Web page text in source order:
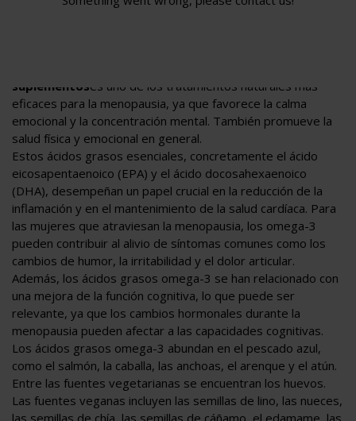
suplementoses uno de los tratamientos naturales más
eficaces para la menopausia, ya que favorece la calma
emocional y la concentración mental. También promueve la
salud física y emocional en general.
Estos ácidos grasos esenciales, concretamente el ácido
eicosapentaenoico (EPA) y el ácido docosahexaenoico
(DHA), desempeñan un papel crucial en la reducción de la
inflamación y en el mantenimiento de la salud cardíaca. Para
las mujeres que atraviesan la menopausia, los omega-3
pueden contribuir al alivio de síntomas comunes como los
cambios de humor, la irritabilidad y el dolor articular.
Además, los ácidos grasos omega-3 se han relacionado con
una mejora de la función cognitiva, lo que puede ser
relevante, ya que los cambios hormonales durante la
menopausia pueden afectar a las capacidades cognitivas.
Los ácidos grasos omega-3 abundan en el pescado azul,
como el salmón, la caballa, las anchoas, el arenque y el atún.
Entre las fuentes vegetarianas se encuentran los huevos.
Las fuentes veganas incluyen las semillas de lino, las nueces,